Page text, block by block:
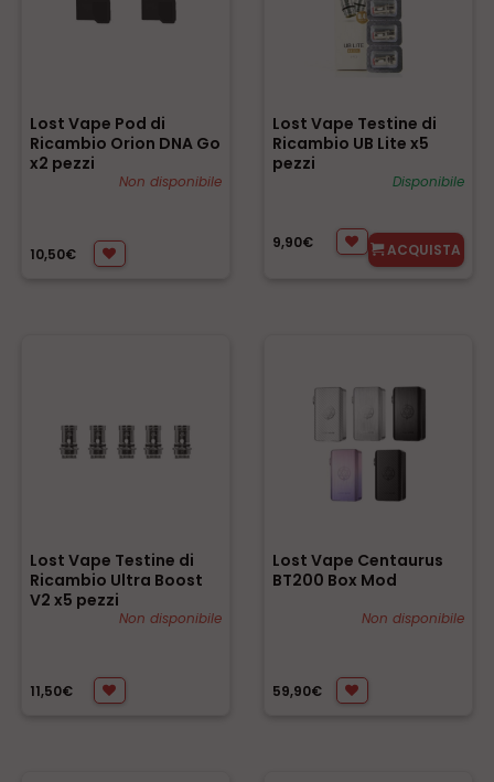
Lost Vape Pod di
Ricambio Orion DNA Go
x2 pezzi
Non disponibile
10,50€
Lost Vape Testine di
Ricambio UB Lite x5
pezzi
Disponibile
9,90€ ACQUISTA
Lost Vape Testine di
Ricambio Ultra Boost
V2 x5 pezzi
Non disponibile
11,50€
Lost Vape Centaurus
BT200 Box Mod
Non disponibile
59,90€